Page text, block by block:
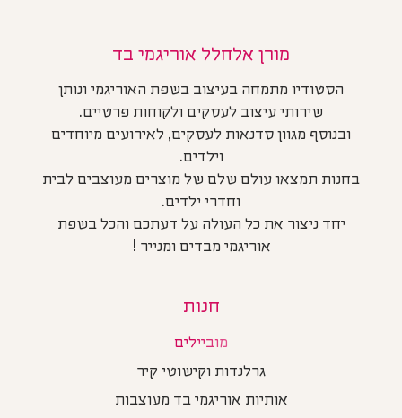
מורן אלחלל אוריגמי בד
הסטודיו מתמחה בעיצוב בשפת האוריגמי ונותן
שירותי עיצוב לעסקים ולקוחות פרטיים.
ובנוסף מגוון סדנאות לעסקים, לאירועים מיוחדים
וילדים.
בחנות תמצאו עולם שלם של מוצרים מעוצבים לבית
וחדרי ילדים.
יחד ניצור את כל העולה על דעתכם והכל בשפת
אוריגמי מבדים ומנייר !
חנות
מוביילים
גרלנדות וקישוטי קיר
אותיות אוריגמי בד מעוצבות